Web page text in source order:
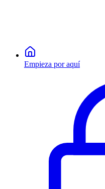
Empieza por aquí